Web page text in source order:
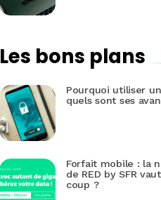
Les bons plans
Pourquoi utiliser
quels sont ses
Forfait mobile : la
de RED by SFR
coup ?